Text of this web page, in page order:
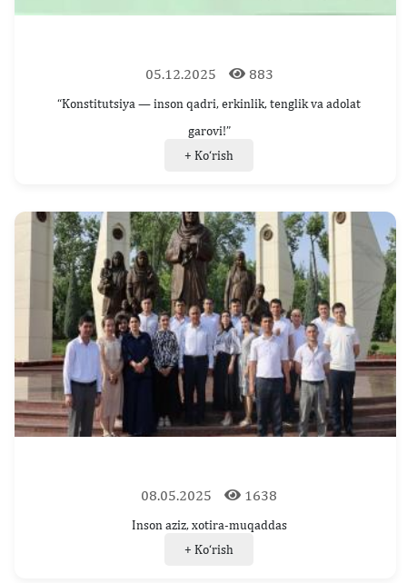
05.12.2025 883
“Konstitutsiya — inson qadri, erkinlik, tenglik va adolat
garovi!”
+ Ko‘rish
08.05.2025 1638
Inson aziz, xotira-muqaddas
+ Ko‘rish